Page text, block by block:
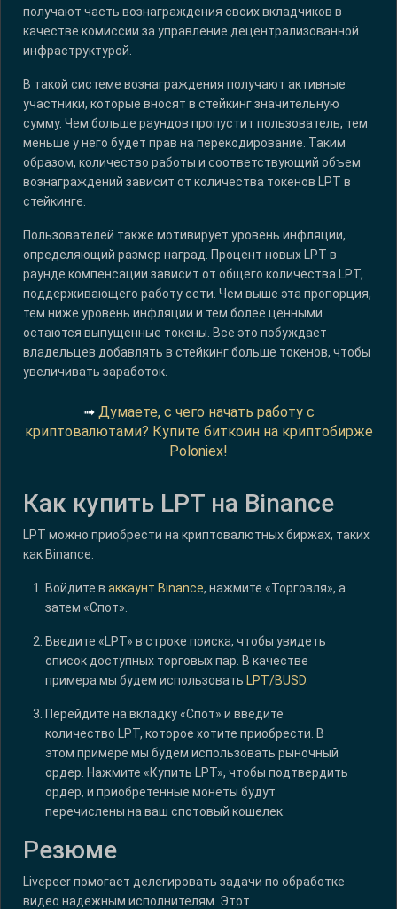
получают часть вознаграждения своих вкладчиков в
качестве комиссии за управление децентрализованной
инфраструктурой.
В такой системе вознаграждения получают активные
участники, которые вносят в стейкинг значительную
сумму. Чем больше раундов пропустит пользователь, тем
меньше у него будет прав на перекодирование. Таким
образом, количество работы и соответствующий объем
вознаграждений зависит от количества токенов LPT в
стейкинге.
Пользователей также мотивирует уровень инфляции,
определяющий размер наград. Процент новых LPT в
раунде компенсации зависит от общего количества LPT,
поддерживающего работу сети. Чем выше эта пропорция,
тем ниже уровень инфляции и тем более ценными
остаются выпущенные токены. Все это побуждает
владельцев добавлять в стейкинг больше токенов, чтобы
увеличивать заработок.
➟ Думаете, с чего начать работу с
криптовалютами? Купите биткоин на криптобирже
Poloniex!
Как купить LPT на Binance
LPT можно приобрести на криптовалютных биржах, таких
как Binance.
Войдите в аккаунт Binance, нажмите «Торговля», а
затем «Спот».
Введите «LPT» в строке поиска, чтобы увидеть
список доступных торговых пар. В качестве
примера мы будем использовать LPT/BUSD
Перейдите на вкладку «Спот» и введите
количество LPT, которое хотите приобрести. В
этом примере мы будем использовать рыночный
ордер. Нажмите «Купить LPT», чтобы подтвердить
ордер, и приобретенные монеты будут
перечислены на ваш спотовый кошелек.
Резюме
Livepeer помогает делегировать задачи по обработке
видео надежным исполнителям. Этот